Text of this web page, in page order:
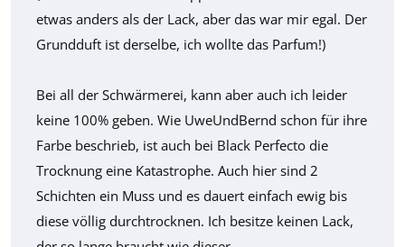
etwas anders als der Lack, aber das war mir egal. Der
Grundduft ist derselbe, ich wollte das Parfum!)
Bei all der Schwärmerei, kann aber auch ich leider
keine 100% geben. Wie UweUndBernd schon für ihre
Farbe beschrieb, ist auch bei Black Perfecto die
Trocknung eine Katastrophe. Auch hier sind 2
Schichten ein Muss und es dauert einfach ewig bis
diese völlig durchtrocknen. Ich besitze keinen Lack,